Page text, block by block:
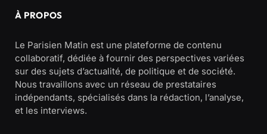
À PROPOS
Le Parisien Matin est une plateforme de contenu
collaboratif, dédiée à fournir des perspectives variées
sur des sujets d’actualité, de politique et de société.
Nous travaillons avec un réseau de prestataires
indépendants, spécialisés dans la rédaction, l’analyse,
et les interviews.